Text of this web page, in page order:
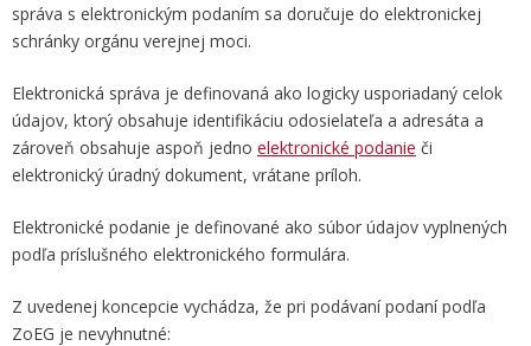
správa s elektronickým podaním sa doručuje do elektronickej
schránky orgánu verejnej moci.
Elektronická správa je definovaná ako logicky usporiadaný celok
údajov, ktorý obsahuje identifikáciu odosielateľa a adresáta a
zároveň obsahuje aspoň jedno elektronické podanie či
elektronický úradný dokument, vrátane príloh.
Elektronické podanie je definované ako súbor údajov vyplnených
podľa príslušného elektronického formulára.
Z uvedenej koncepcie vychádza, že pri podávaní podaní podľa
ZoEG je nevyhnutné: